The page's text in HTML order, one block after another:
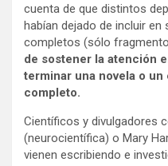
cuenta de que distintos
habían dejado de incluir
completos (sólo
de sostener la atención
terminar una novela o
completo.
Científicos y divulgadores
(neurocientífica) o Mary
vienen escribiendo e